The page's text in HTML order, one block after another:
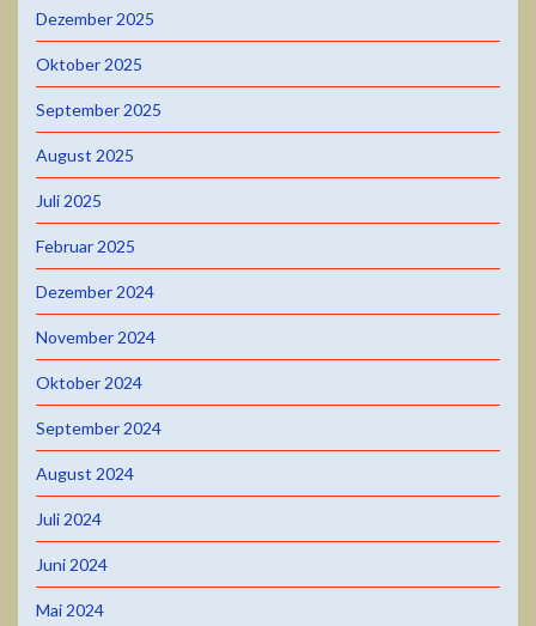
Dezember 2025
Oktober 2025
September 2025
August 2025
Juli 2025
Februar 2025
Dezember 2024
November 2024
Oktober 2024
September 2024
August 2024
Juli 2024
Juni 2024
Mai 2024